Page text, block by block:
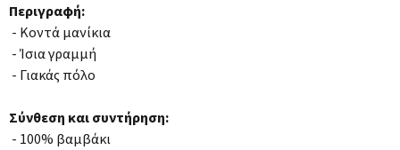
Περιγραφή:
- Κοντά μανίκια
- Ίσια γραμμή
- Γιακάς πόλο
Σύνθεση και συντήρηση:
- 100% βαμβάκι